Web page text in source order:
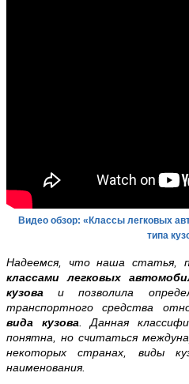
Видео обзор: «Классы легковых
типа
Надеемся, что наша статья,
классами легковых
кузоваи позволила
транспортного средства
вида кузова . Данная
понятна, но считаться
некоторых странах, виды
наименования.